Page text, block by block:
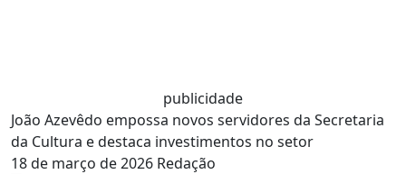
publicidade
João Azevêdo empossa novos servidores da Secretaria
da Cultura e destaca investimentos no setor
18 de março de 2026 Redação